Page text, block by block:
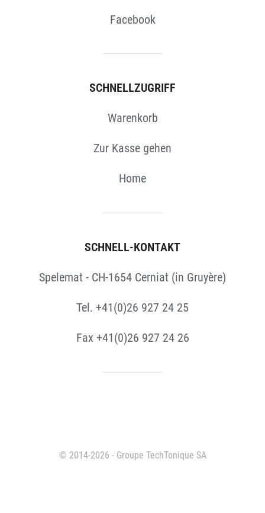
Facebook
SCHNELLZUGRIFF
Warenkorb
Zur Kasse gehen
Home
SCHNELL-KONTAKT
Spelemat - CH-1654 Cerniat (in Gruyère)
Tel. +41(0)26 927 24 25
Fax +41(0)26 927 24 26
© 2014-2026 - Groupe TechTonique SA